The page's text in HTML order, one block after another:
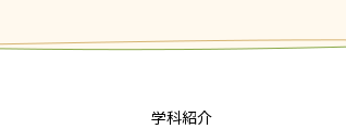
学科紹介